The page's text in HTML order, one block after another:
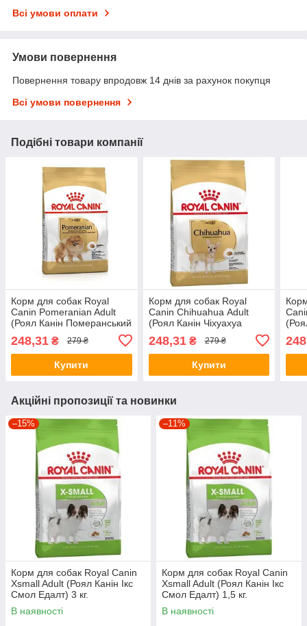
Всі умови оплати
Умови повернення
Повернення товару впродовж 14 днів за рахунок покупця
Всі умови повернення
Подібні товари компанії
Корм для собак Royal
Canin Pomeranian Adult
(Роял Канін Померанський
248,31 ₴ 279 ₴
Купити
Корм для собак Royal
Canin Chihuahua Аdult
(Роял Канін Чіхуахуа
248,31₴ 279 ₴
Купити
Акційні пропозиції та новинки
–15%
Корм для собак Royal Canin
Xsmall Adult (Роял Канін Ікс
Смол Едалт) 3 кг.
В наявності
–11%
Корм для собак Royal Canin
Xsmall Adult (Роял Канін Ікс
Смол Едалт) 1,5 кг.
В наявності